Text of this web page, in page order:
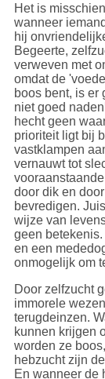
De
Het
aanhaalde in
kamma .
geest naar
bepaalt.
is het
nemen van
beschreven
wereld
die gepaard
Dhamma.
De vier
hechten (
mentale
aanduiding
ontstaan.
bewustzijn (
genoemd.
'gedachten'
Alle mentale
(bewustzijn (
dat
Het is
wanneer
hij
Begeerte,
verweven met
omdat de
boos bent, is er
niet goed
hecht geen
prioriteit ligt bij
vastklampen
vernauwt tot
door dik en
bevredigen.
wijze van
geen
en een
onmogelijk om
Door zelfzucht
immorele
terugdeinzen.
kunnen krijgen
worden ze
hebzucht zijn
En wanneer de